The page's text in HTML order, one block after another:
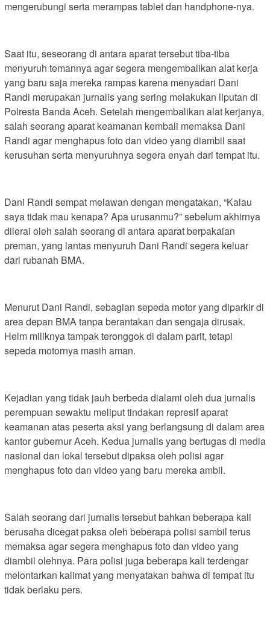
mengerubungi serta merampas tablet dan handphone-nya.
Saat itu, seseorang di antara aparat tersebut tiba-tiba
menyuruh temannya agar segera mengembalikan alat kerja
yang baru saja mereka rampas karena menyadari Dani
Randi merupakan jurnalis yang sering melakukan liputan di
Polresta Banda Aceh. Setelah mengembalikan alat kerjanya,
salah seorang aparat keamanan kembali memaksa Dani
Randi agar menghapus foto dan video yang diambil saat
kerusuhan serta menyuruhnya segera enyah dari tempat itu.
Dani Randi sempat melawan dengan mengatakan, “Kalau
saya tidak mau kenapa? Apa urusanmu?” sebelum akhirnya
dilerai oleh salah seorang di antara aparat berpakaian
preman, yang lantas menyuruh Dani Randi segera keluar
dari rubanah BMA.
Menurut Dani Randi, sebagian sepeda motor yang diparkir di
area depan BMA tanpa berantakan dan sengaja dirusak.
Helm miliknya tampak teronggok di dalam parit, tetapi
sepeda motornya masih aman.
Kejadian yang tidak jauh berbeda dialami oleh dua jurnalis
perempuan sewaktu meliput tindakan represif aparat
keamanan atas peserta aksi yang berlangsung di dalam area
kantor gubernur Aceh. Kedua jurnalis yang bertugas di media
nasional dan lokal tersebut dipaksa oleh polisi agar
menghapus foto dan video yang baru mereka ambil.
Salah seorang dari jurnalis tersebut bahkan beberapa kali
berusaha dicegat paksa oleh beberapa polisi sambil terus
memaksa agar segera menghapus foto dan video yang
diambil olehnya. Para polisi juga beberapa kali terdengar
melontarkan kalimat yang menyatakan bahwa di tempat itu
tidak berlaku pers.